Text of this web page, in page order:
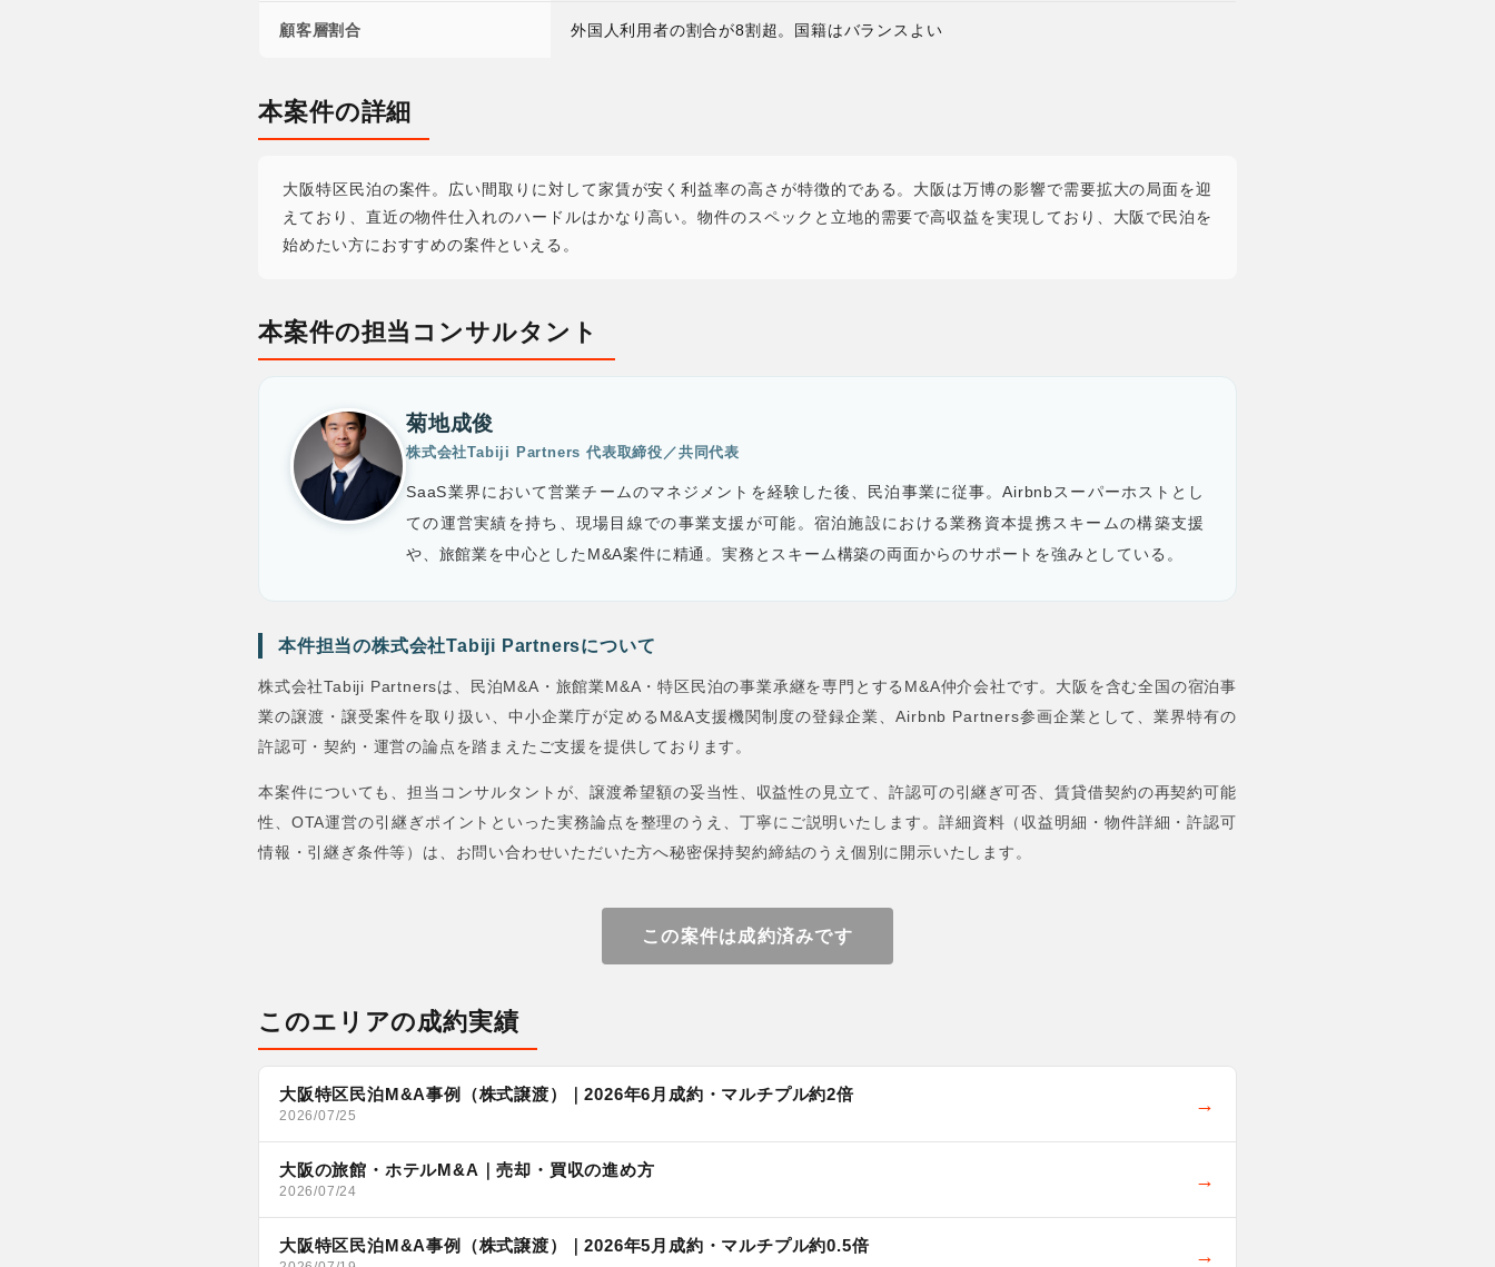
顧客層割合 外国人利用者の割合が8割超。国籍はバランスよい
本案件の詳細
大阪特区民泊の案件。広い間取りに対して家賃が安く利益率の高さが特徴的である。大阪は万博の影響で需要拡大の局面を迎
えており、直近の物件仕入れのハードルはかなり高い。物件のスペックと立地的需要で高収益を実現しており、大阪で民泊を
始めたい方におすすめの案件といえる。
本案件の担当コンサルタント
菊地成俊
株式会社Tabiji Partners 代表取締役／共同代表
SaaS業界において営業チームのマネジメントを経験した後、民泊事業に従事。Airbnbスーパーホストとし
ての運営実績を持ち、現場目線での事業支援が可能。宿泊施設における業務資本提携スキームの構築支援
や、旅館業を中心としたM&A案件に精通。実務とスキーム構築の両面からのサポートを強みとしている。
本件担当の株式会社Tabiji Partnersについて
株式会社Tabiji Partnersは、民泊M&A・旅館業M&A・特区民泊の事業承継を専門とするM&A仲介会社です。大阪を含む全国の宿泊事
業の譲渡・譲受案件を取り扱い、中小企業庁が定めるM&A支援機関制度の登録企業、Airbnb Partners参画企業として、業界特有の
許認可・契約・運営の論点を踏まえたご支援を提供しております。
本案件についても、担当コンサルタントが、譲渡希望額の妥当性、収益性の見立て、許認可の引継ぎ可否、賃貸借契約の再契約可能
性、OTA運営の引継ぎポイントといった実務論点を整理のうえ、丁寧にご説明いたします。詳細資料（収益明細・物件詳細・許認可
情報・引継ぎ条件等）は、お問い合わせいただいた方へ秘密保持契約締結のうえ個別に開示いたします。
この案件は成約済みです
このエリアの成約実績
大阪特区民泊M&A事例（株式譲渡）｜2026年6月成約・マルチプル約2倍
2026/07/25
大阪の旅館・ホテルM&A｜売却・買収の進め方
2026/07/24
大阪特区民泊M&A事例（株式譲渡）｜2026年5月成約・マルチプル約0.5倍